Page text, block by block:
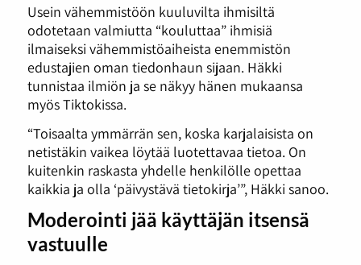
Usein vähemmistöön kuuluvilta ihmisiltä
odotetaan valmiutta “kouluttaa” ihmisiä
ilmaiseksi vähemmistöaiheista enemmistön
edustajien oman tiedonhaun sijaan. Häkki
tunnistaa ilmiön ja se näkyy hänen mukaansa
myös Tiktokissa.
“Toisaalta ymmärrän sen, koska karjalaisista on
netistäkin vaikea löytää luotettavaa tietoa. On
kuitenkin raskasta yhdelle henkilölle opettaa
kaikkia ja olla ‘päivystävä tietokirja’”, Häkki sanoo.
Moderointi jää käyttäjän itsensä
vastuulle